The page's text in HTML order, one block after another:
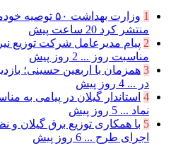
1
وزارت بهداشت
منتشر کرد 20 ساعت پیش
2 پیام مدیرعامل شركت توزیع
مناسبت روز ... 2 روز پیش
3 همزمان با اربعین حسینی؛
در ... 4 روز پیش
4 استاندار گیلان در پیامی به
نماد ... 5 روز پیش
5 با همکاری توزیع برق گیلان و
اجرای طرح ... 6 روز پیش